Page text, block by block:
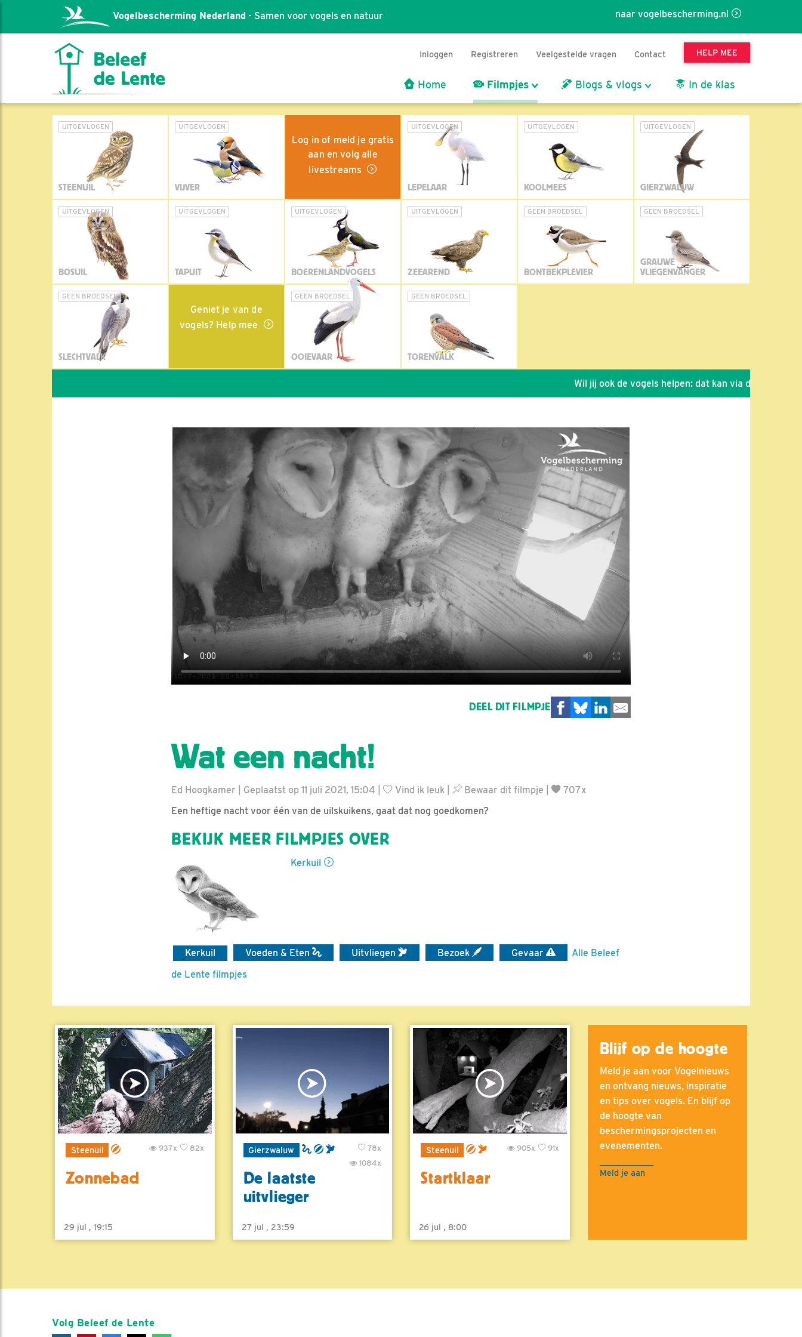
naar vogelbescherming.nl
Vogelbescherming Nederland - Samen voor vogels en natuur
Inloggen Registreren Veelgestelde vragen Contact HELP MEE
Home Filmpjes Blogs & vlogs In de klas
UITGEVLOGEN
STEENUIL
UITGEVLOGEN
VIJVER
Log in of meld je gratis
aan en volg alle
livestreams
UITGEVLOGEN
LEPELAAR
UITGEVLOGEN
KOOLMEES
UITGEVLOGEN
GIERZWALUW
UITGEVLOGEN
BOSUIL
UITGEVLOGEN
TAPUIT
UITGEVLOGEN
BOERENLANDVOGELS
UITGEVLOGEN
ZEEAREND
GEEN BROEDSEL
BONTBEKPLEVIER
GEEN BROEDSEL
GRAUWE
VLIEGENVANGER
GEEN BROEDSEL
SLECHTVALK
Geniet je van de
vogels? Help mee
GEEN BROEDSEL
OOIEVAAR
GEEN BROEDSEL
TORENVALK
Wil jij ook de vogels helpen: dat kan via de link!
DEEL DIT FILMPJE
Wat een nacht!
Ed Hoogkamer | Geplaatst op 11 juli 2021, 15:04 | Vind ik leuk Bewaar dit filmpje
707x
Een heftige nacht voor één van de uilskuikens, gaat dat nog goedkomen?
BEKIJK MEER FILMPJES OVER
Kerkuil
Kerkuil Voeden & Eten Uitvliegen Bezoek Gevaar
Alle Beleef
de Lente filmpjes
Steenuil 82x
937x
Zonnebad
29 jul , 19:15
Gierzwaluw
78x
1084x
De laatste
uitvlieger
27 jul , 23:59
Steenuil 91x
905x
Startklaar
26 jul , 8:00
Blijf op de hoogte
Meld je aan voor Vogelnieuws
en ontvang nieuws, inspiratie
en tips over vogels. En blijf op
de hoogte van
beschermingsprojecten en
evenementen.
Meld je aan
Volg Beleef de Lente